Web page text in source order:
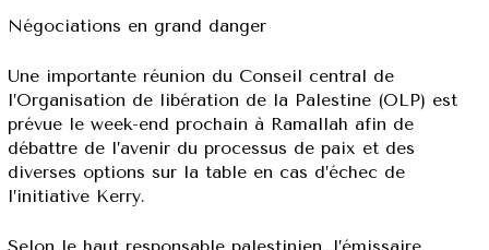
Négociations en grand danger
Une importante réunion du Conseil central de
l’Organisation de libération de la Palestine (OLP) est
prévue le week-end prochain à Ramallah afin de
débattre de l’avenir du processus de paix et des
diverses options sur la table en cas d’échec de
l’initiative Kerry.